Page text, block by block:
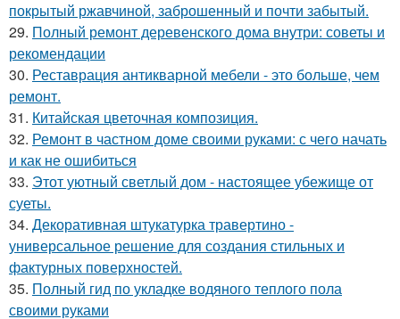
покрытый ржавчиной, заброшенный и почти забытый.
29. Полный ремонт деревенского дома внутри: советы и
рекомендации
30. Реставрация антикварной мебели - это больше, чем
ремонт.
31. Китайская цветочная композиция.
32. Ремонт в частном доме своими руками: с чего начать
и как не ошибиться
33. Этот уютный светлый дом - настоящее убежище от
суеты.
34. Декоративная штукатурка травертино -
универсальное решение для создания стильных и
фактурных поверхностей.
35. Полный гид по укладке водяного теплого пола
своими руками